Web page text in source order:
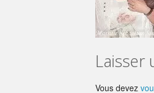
Laisser
Vous devez